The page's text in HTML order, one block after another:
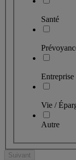
Santé
Entreprise
Vie /
Autre
Suivant